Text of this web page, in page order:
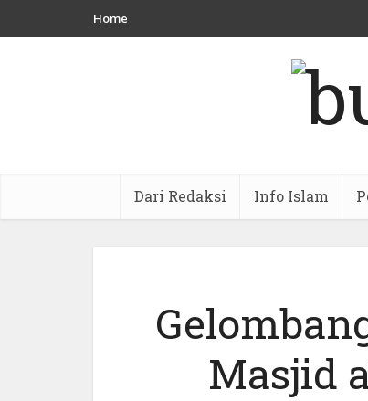
Home
Dari Redaksi Info Islam
Masjid